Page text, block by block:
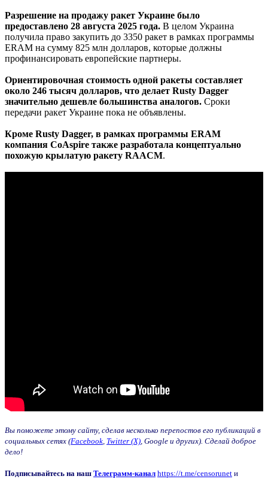
Разрешение на продажу ракет Украине было
предоставлено 28 августа 2025 года. В целом Украина
получила право закупить до 3350 ракет в рамках программы
ERAM на сумму 825 млн долларов, которые должны
профинансировать европейские партнеры.
Ориентировочная стоимость одной ракеты составляет
около 246 тысяч долларов, что делает Rusty Dagger
значительно дешевле большинства аналогов. Сроки
передачи ракет Украине пока не объявлены.
Кроме Rusty Dagger, в рамках программы ERAM
компания CoAspire также разработала концептуально
похожую крылатую ракету RAACM.
Вы поможете этому сайту, сделав несколько перепостов его публикаций в
социальных сетях (Facebook, Twitter (X), Google и других). Сделай доброе
дело!
Подписывайтесь на наш Телеграмм-канал https://t.me/censorunet и